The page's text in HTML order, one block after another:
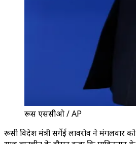
रूस एससीओ / AP
रूसी विदेश मंत्री सर्गेई लावरोव ने मंगलवार